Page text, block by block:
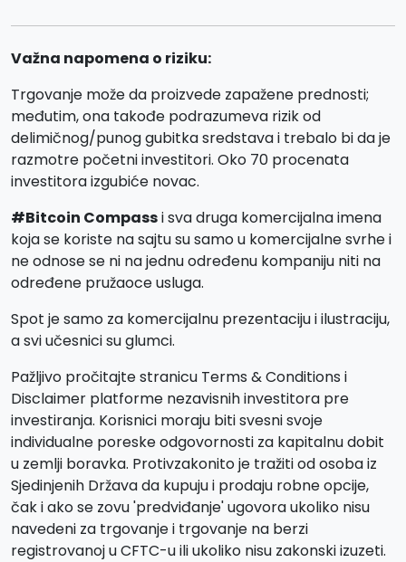
Važna napomena o riziku:
Trgovanje može da proizvede zapažene prednosti;
međutim, ona takođe podrazumeva rizik od
delimičnog/punog gubitka sredstava i trebalo bi da je
razmotre početni investitori. Oko 70 procenata
investitora izgubiće novac.
#Bitcoin Compassi sva druga komercijalna imena
koja se koriste na sajtu su samo u komercijalne svrhe i
ne odnose se ni na jednu određenu kompaniju niti na
određene pružaoce usluga.
Spot je samo za komercijalnu prezentaciju i ilustraciju,
a svi učesnici su glumci.
Pažljivo pročitajte stranicu Terms & Conditions i
Disclaimer platforme nezavisnih investitora pre
investiranja. Korisnici moraju biti svesni svoje
individualne poreske odgovornosti za kapitalnu dobit
u zemlji boravka. Protivzakonito je tražiti od osoba iz
Sjedinjenih Država da kupuju i prodaju robne opcije,
čak i ako se zovu 'predviđanje' ugovora ukoliko nisu
navedeni za trgovanje i trgovanje na berzi
registrovanoj u CFTC-u ili ukoliko nisu zakonski izuzeti.